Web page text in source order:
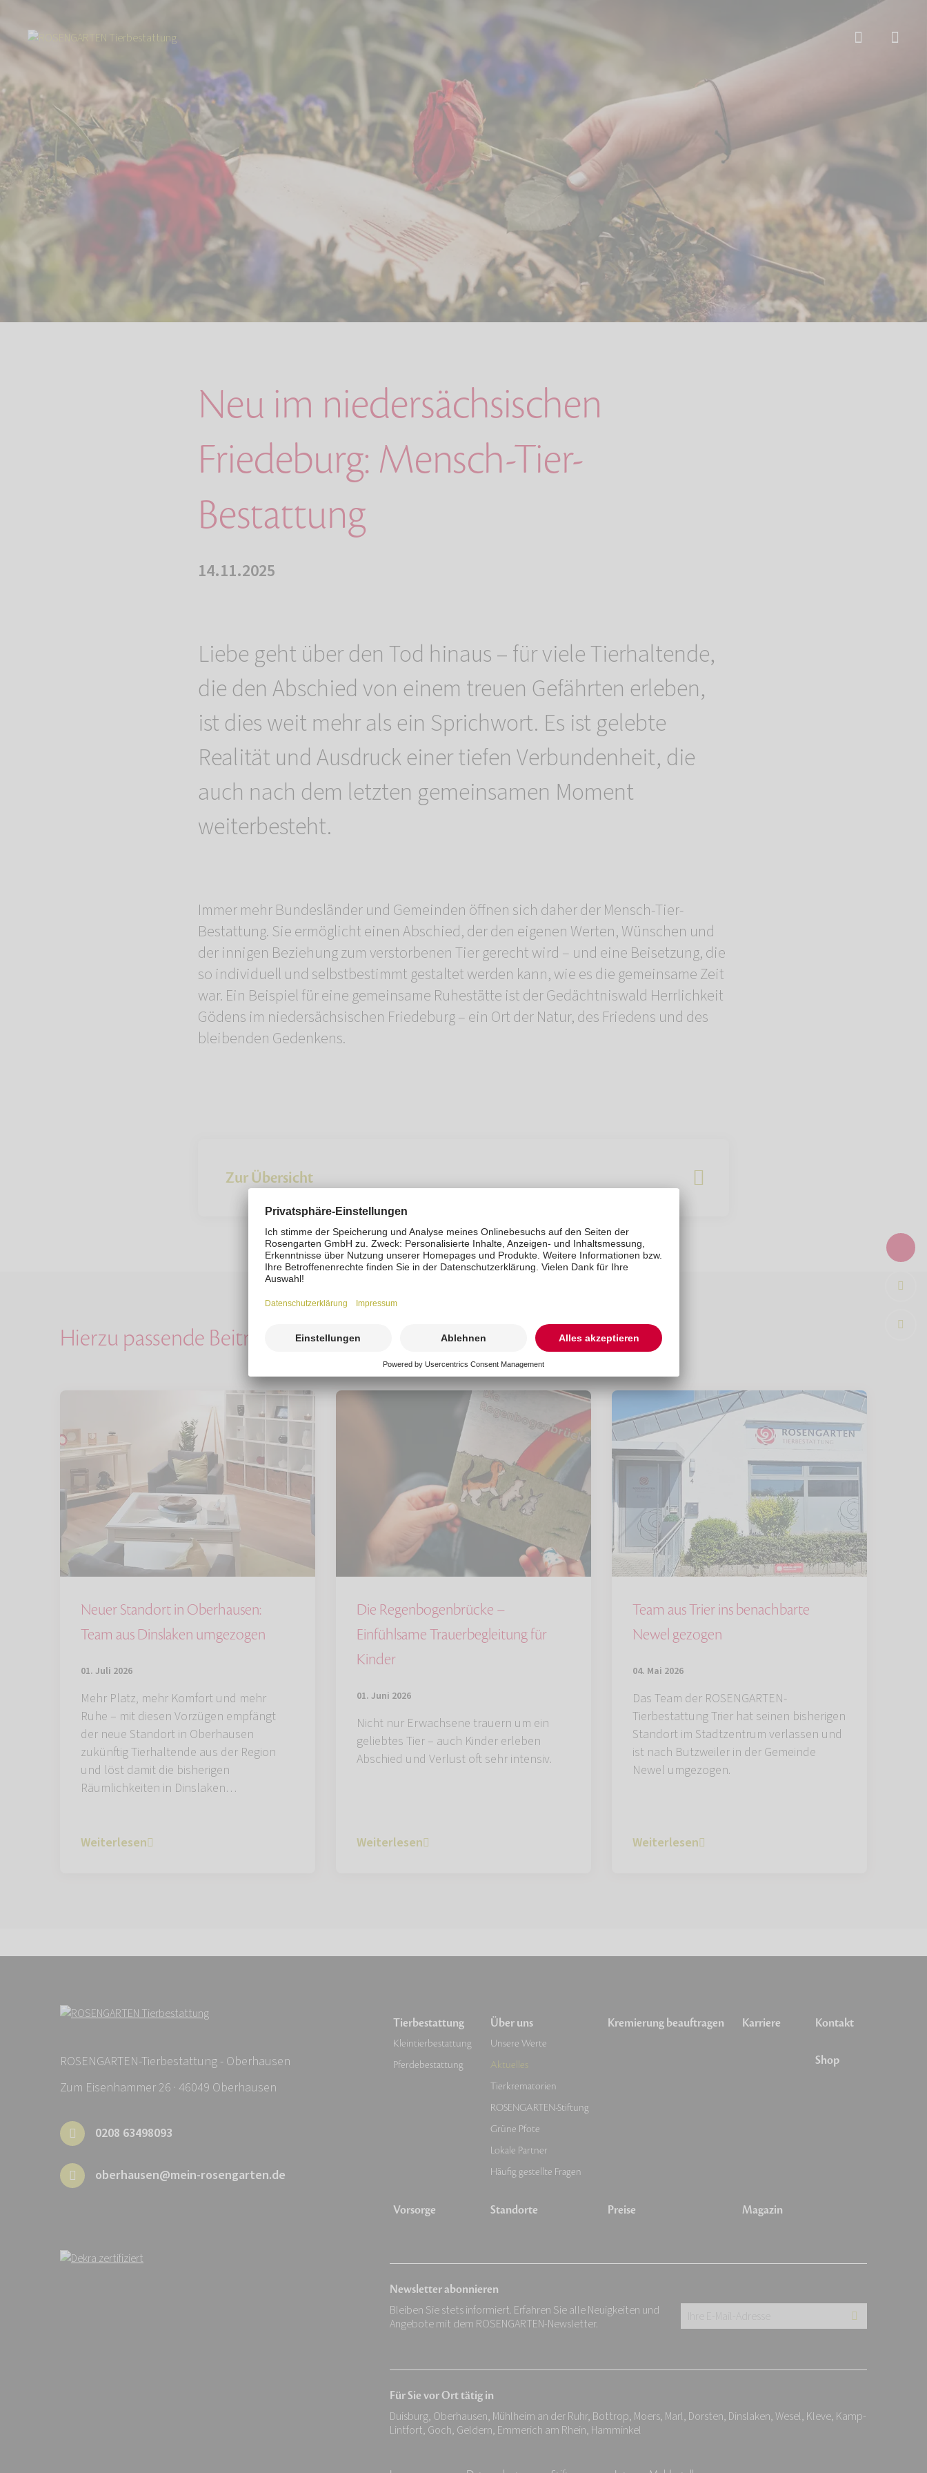
Start Über uns Aktuelles Neu im niedersächsischen Friedeburg: Mensch-Tier-Bestattung
Neu im niedersächsischen
Friedeburg: Mensch-Tier-
Bestattung
14.11.2025
Liebe geht über den Tod hinaus – für viele Tierhaltende,
die den Abschied von einem treuen Gefährten erleben,
ist dies weit mehr als ein Sprichwort. Es ist gelebte
Realität und Ausdruck einer tiefen Verbundenheit, die
auch nach dem letzten gemeinsamen Moment
weiterbesteht.
Immer mehr Bundesländer und Gemeinden öffnen sich daher der Mensch-Tier-
Bestattung. Sie ermöglicht einen Abschied, der den eigenen Werten, Wünschen und
der innigen Beziehung zum verstorbenen Tier gerecht wird – und eine Beisetzung, die
so individuell und selbstbestimmt gestaltet werden kann, wie es die gemeinsame Zeit
war. Ein Beispiel für eine gemeinsame Ruhestätte ist der Gedächtniswald Herrlichkeit
Gödens im niedersächsischen Friedeburg – ein Ort der Natur, des Friedens und des
bleibenden Gedenkens.
Zur Übersicht
Hierzu passende Beiträge
Neuer Standort in Oberhausen:
Team aus Dinslaken umgezogen
01. Juli 2026
Mehr Platz, mehr Komfort und mehr
Ruhe – mit diesen Vorzügen empfängt
der neue Standort in Oberhausen
zukünftig Tierhaltende aus der Region
und löst damit die bisherigen
Räumlichkeiten in Dinslaken…
Weiterlesen
Die Regenbogenbrücke –
Einfühlsame Trauerbegleitung für
Kinder
01. Juni 2026
Nicht nur Erwachsene trauern um ein
geliebtes Tier – auch Kinder erleben
Abschied und Verlust oft sehr intensiv.
Weiterlesen
Team aus Trier ins benachbarte
Newel gezogen
04. Mai 2026
Das Team der ROSENGARTEN-
Tierbestattung Trier hat seinen bisherigen
Standort im Stadtzentrum verlassen und
ist nach Butzweiler in der Gemeinde
Newel umgezogen.
Weiterlesen
ROSENGARTEN-Tierbestattung - Oberhausen
Zum Eisenhammer 26 · 46049 Oberhausen
0208 63498093
oberhausen@mein-rosengarten.de
Tierbestattung
Kleintierbestattung
Pferdebestattung
Vorsorge
Über uns
Unsere Werte
Aktuelles
Tierkrematorien
ROSENGARTEN-Stiftung
Grüne Pfote
Lokale Partner
Häufig gestellte Fragen
Standorte
Kremierung beauftragen
Preise
Karriere
Magazin
Kontakt
Shop
Newsletter abonnieren
Bleiben Sie stets informiert. Erfahren Sie alle Neuigkeiten und
Angebote mit dem ROSENGARTEN-Newsletter.
E-
Für Sie vor Ort tätig in
Duisburg, Oberhausen, Mühlheim an der Ruhr, Bottrop, Moers, Marl, Dorsten, Dinslaken, Wesel, Kleve, Kamp-
Lintfort, Goch, Geldern, Emmerich am Rhein, Hamminkel